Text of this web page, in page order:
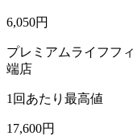
6,050円
プレミアムライフフ
端店
1回あたり最高値
17,600円